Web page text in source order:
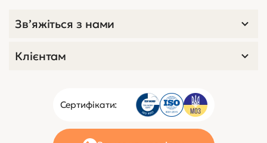
Сертифікати:
Зв’яжіться з нами
Клієнтам